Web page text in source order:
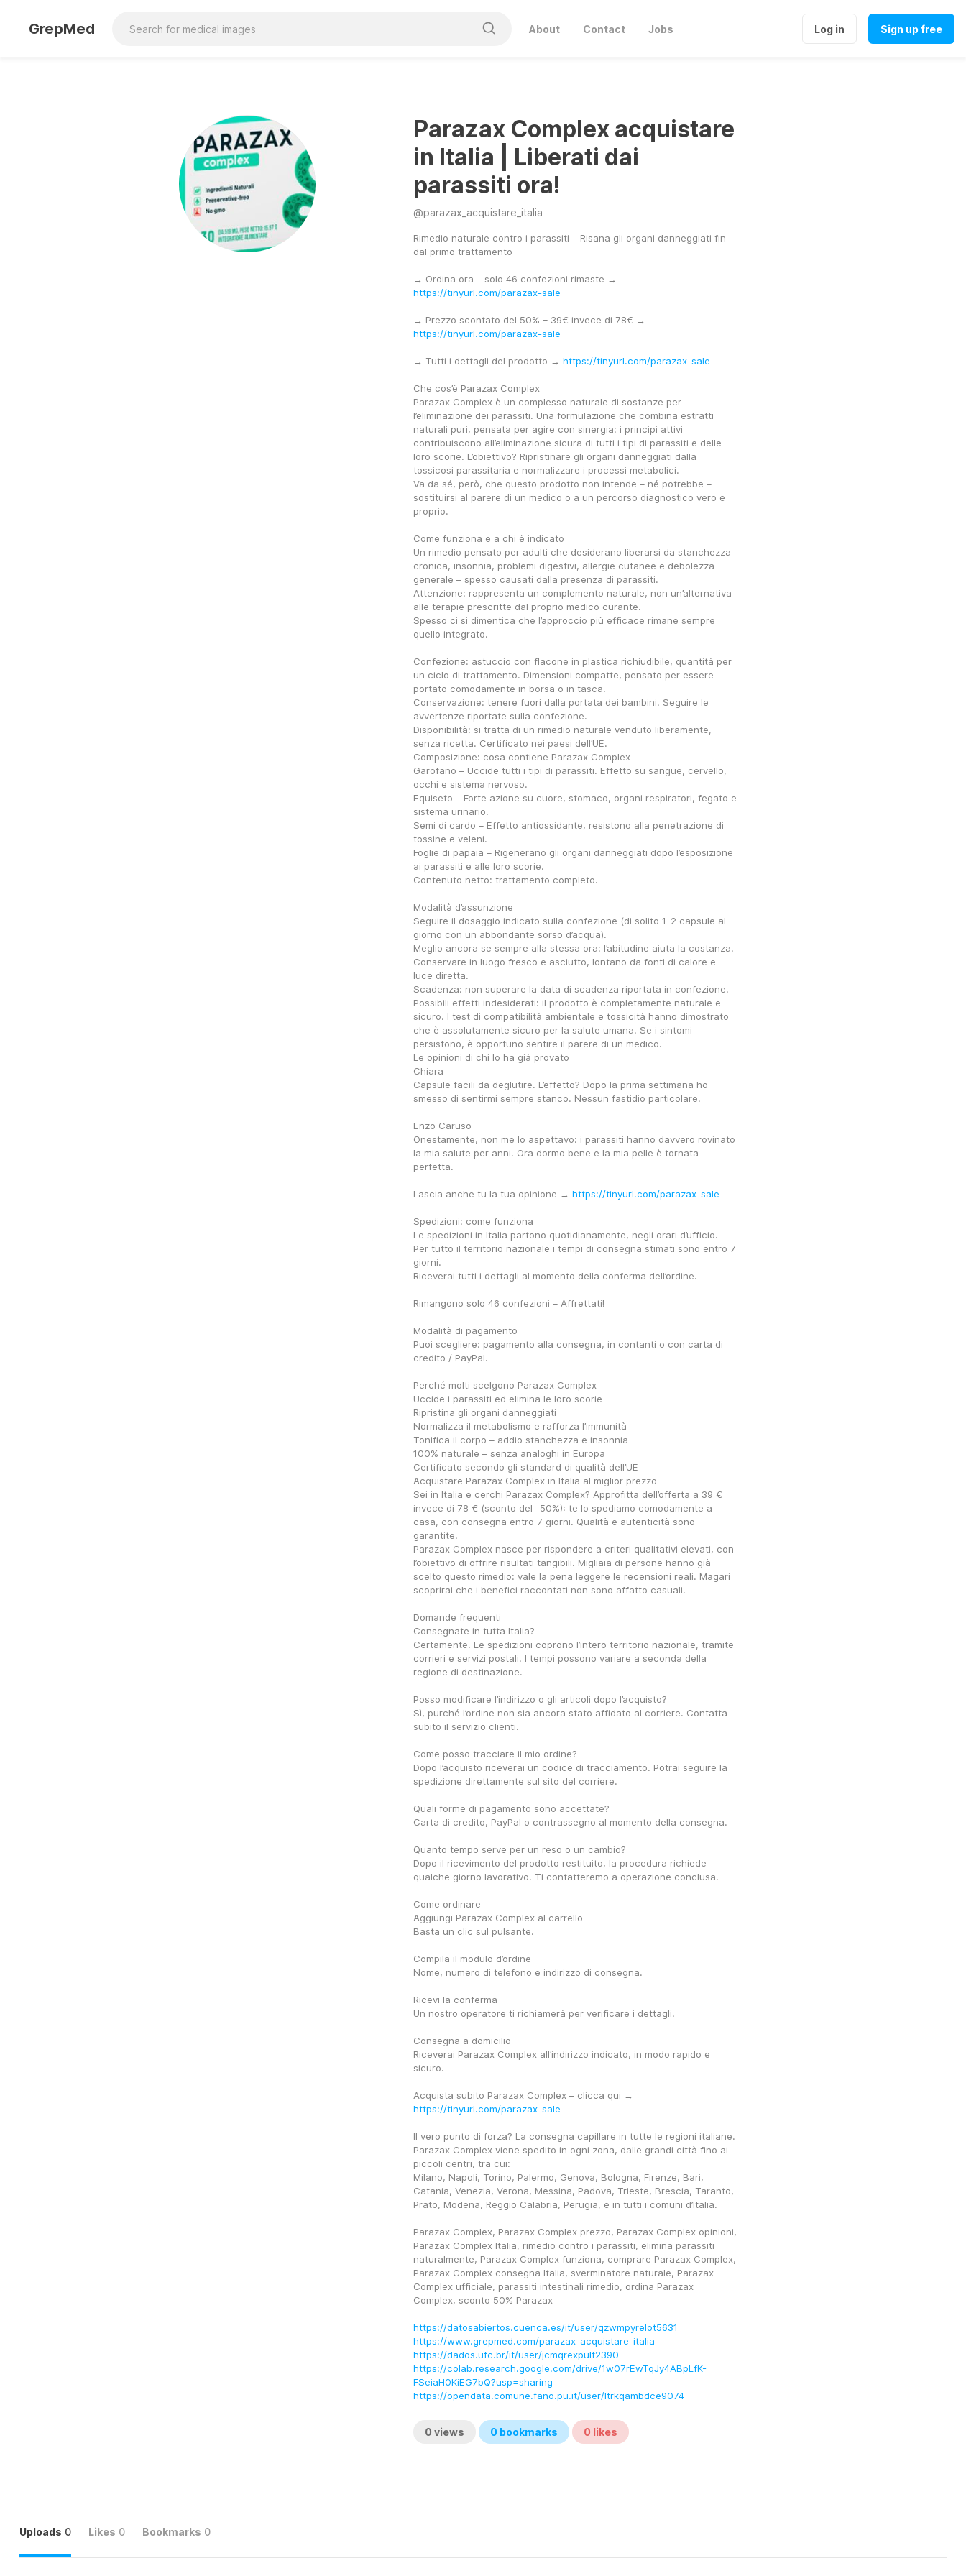
GrepMed About Contact Jobs Log in Sign up free
Parazax Complex acquistare
in Italia | Liberati dai
parassiti ora!
@parazax_acquistare_italia
Rimedio naturale contro i parassiti – Risana gli organi danneggiati fin
dal primo trattamento
https://tinyurl.com/parazax-sale
https://tinyurl.com/parazax-sale
→ Tutti i dettagli del prodotto → https://tinyurl.com/parazax-sale
Che cos’è Parazax Complex
Parazax Complex è un complesso naturale di sostanze per
l’eliminazione dei parassiti. Una formulazione che combina estratti
naturali puri, pensata per agire con sinergia: i principi attivi
contribuiscono all’eliminazione sicura di tutti i tipi di parassiti e delle
loro scorie. L’obiettivo? Ripristinare gli organi danneggiati dalla
tossicosi parassitaria e normalizzare i processi metabolici.
Va da sé, però, che questo prodotto non intende – né potrebbe –
sostituirsi al parere di un medico o a un percorso diagnostico vero e
proprio.
Come funziona e a chi è indicato
Un rimedio pensato per adulti che desiderano liberarsi da stanchezza
cronica, insonnia, problemi digestivi, allergie cutanee e debolezza
generale – spesso causati dalla presenza di parassiti.
Attenzione: rappresenta un complemento naturale, non un’alternativa
alle terapie prescritte dal proprio medico curante.
Spesso ci si dimentica che l’approccio più efficace rimane sempre
quello integrato.
Confezione: astuccio con flacone in plastica richiudibile, quantità per
un ciclo di trattamento. Dimensioni compatte, pensato per essere
portato comodamente in borsa o in tasca.
Conservazione: tenere fuori dalla portata dei bambini. Seguire le
avvertenze riportate sulla confezione.
Disponibilità: si tratta di un rimedio naturale venduto liberamente,
senza ricetta. Certificato nei paesi dell’UE.
Composizione: cosa contiene Parazax Complex
Garofano – Uccide tutti i tipi di parassiti. Effetto su sangue, cervello,
occhi e sistema nervoso.
Equiseto – Forte azione su cuore, stomaco, organi respiratori, fegato e
sistema urinario.
Semi di cardo – Effetto antiossidante, resistono alla penetrazione di
tossine e veleni.
Foglie di papaia – Rigenerano gli organi danneggiati dopo l’esposizione
ai parassiti e alle loro scorie.
Contenuto netto: trattamento completo.
Modalità d’assunzione
Seguire il dosaggio indicato sulla confezione (di solito 1-2 capsule al
giorno con un abbondante sorso d’acqua).
Meglio ancora se sempre alla stessa ora: l’abitudine aiuta la costanza.
Conservare in luogo fresco e asciutto, lontano da fonti di calore e
luce diretta.
Scadenza: non superare la data di scadenza riportata in confezione.
Possibili effetti indesiderati: il prodotto è completamente naturale e
sicuro. I test di compatibilità ambientale e tossicità hanno dimostrato
che è assolutamente sicuro per la salute umana. Se i sintomi
persistono, è opportuno sentire il parere di un medico.
Le opinioni di chi lo ha già provato
Chiara
Capsule facili da deglutire. L’effetto? Dopo la prima settimana ho
smesso di sentirmi sempre stanco. Nessun fastidio particolare.
Enzo Caruso
Onestamente, non me lo aspettavo: i parassiti hanno davvero rovinato
la mia salute per anni. Ora dormo bene e la mia pelle è tornata
perfetta.
Lascia anche tu la tua opinione → https://tinyurl.com/parazax-sale
Spedizioni: come funziona
Le spedizioni in Italia partono quotidianamente, negli orari d’ufficio.
Per tutto il territorio nazionale i tempi di consegna stimati sono entro 7
giorni.
Riceverai tutti i dettagli al momento della conferma dell’ordine.
Rimangono solo 46 confezioni – Affrettati!
Modalità di pagamento
Puoi scegliere: pagamento alla consegna, in contanti o con carta di
credito / PayPal.
Perché molti scelgono Parazax Complex
Uccide i parassiti ed elimina le loro scorie
Ripristina gli organi danneggiati
Normalizza il metabolismo e rafforza l’immunità
Tonifica il corpo – addio stanchezza e insonnia
100% naturale – senza analoghi in Europa
Certificato secondo gli standard di qualità dell’UE
Acquistare Parazax Complex in Italia al miglior prezzo
Sei in Italia e cerchi Parazax Complex? Approfitta dell’offerta a 39 €
invece di 78 € (sconto del -50%): te lo spediamo comodamente a
casa, con consegna entro 7 giorni. Qualità e autenticità sono
garantite.
Parazax Complex nasce per rispondere a criteri qualitativi elevati, con
l’obiettivo di offrire risultati tangibili. Migliaia di persone hanno già
scelto questo rimedio: vale la pena leggere le recensioni reali. Magari
scoprirai che i benefici raccontati non sono affatto casuali.
Domande frequenti
Consegnate in tutta Italia?
Certamente. Le spedizioni coprono l’intero territorio nazionale, tramite
corrieri e servizi postali. I tempi possono variare a seconda della
regione di destinazione.
Posso modificare l’indirizzo o gli articoli dopo l’acquisto?
Sì, purché l’ordine non sia ancora stato affidato al corriere. Contatta
subito il servizio clienti.
Come posso tracciare il mio ordine?
Dopo l’acquisto riceverai un codice di tracciamento. Potrai seguire la
spedizione direttamente sul sito del corriere.
Quali forme di pagamento sono accettate?
Carta di credito, PayPal o contrassegno al momento della consegna.
Quanto tempo serve per un reso o un cambio?
Dopo il ricevimento del prodotto restituito, la procedura richiede
qualche giorno lavorativo. Ti contatteremo a operazione conclusa.
Come ordinare
Aggiungi Parazax Complex al carrello
Basta un clic sul pulsante.
Compila il modulo d’ordine
Nome, numero di telefono e indirizzo di consegna.
Ricevi la conferma
Un nostro operatore ti richiamerà per verificare i dettagli.
Consegna a domicilio
Riceverai Parazax Complex all’indirizzo indicato, in modo rapido e
sicuro.
https://tinyurl.com/parazax-sale
Il vero punto di forza? La consegna capillare in tutte le regioni italiane.
Parazax Complex viene spedito in ogni zona, dalle grandi città fino ai
piccoli centri, tra cui:
Milano, Napoli, Torino, Palermo, Genova, Bologna, Firenze, Bari,
Catania, Venezia, Verona, Messina, Padova, Trieste, Brescia, Taranto,
Prato, Modena, Reggio Calabria, Perugia, e in tutti i comuni d’Italia.
Parazax Complex, Parazax Complex prezzo, Parazax Complex opinioni,
Parazax Complex Italia, rimedio contro i parassiti, elimina parassiti
naturalmente, Parazax Complex funziona, comprare Parazax Complex,
Parazax Complex consegna Italia, sverminatore naturale, Parazax
Complex ufficiale, parassiti intestinali rimedio, ordina Parazax
Complex, sconto 50% Parazax
https://datosabiertos.cuenca.es/it/user/qzwmpyrelot5631
https://www.grepmed.com/parazax_acquistare_italia
https://dados.ufc.br/it/user/jcmqrexpult2390
https://colab.research.google.com/drive/1w07rEwTqJy4ABpLfK-
FSeiaH0KiEG7bQ?usp=sharing
https://opendata.comune.fano.pu.it/user/ltrkqambdce9074
0 views 0bookmarks 0 likes
Uploads 0 Likes 0 Bookmarks 0